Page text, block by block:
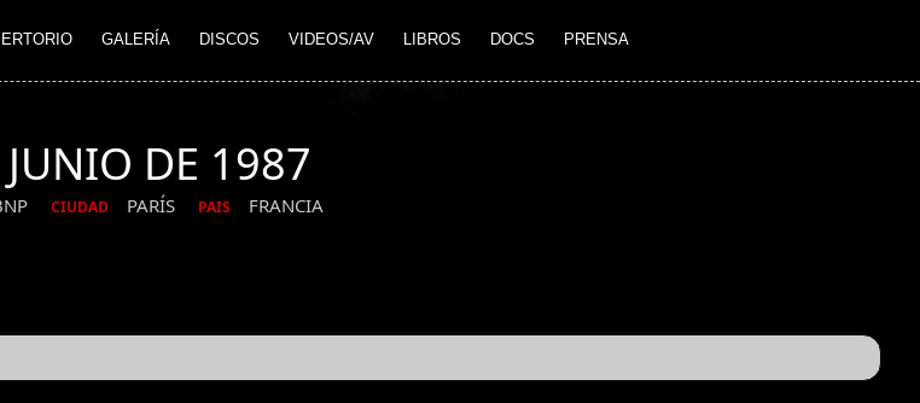
GALERÍA DISCOS VIDEOS/AV LIBROS DOCS PRENSA
DE 1987
CIUDAD PARÍS PAIS FRANCIA